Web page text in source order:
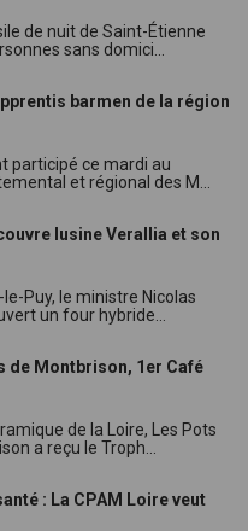
de nuit de Saint-Étienne
sans domici...
barmen de la région
participé ce mardi au
et régional des M...
lusine Verallia et son
Puy, le ministre Nicolas
un four hybride...
de Montbrison, 1er Café
de la Loire, Les Pots
a reçu le Troph...
: La CPAM Loire veut